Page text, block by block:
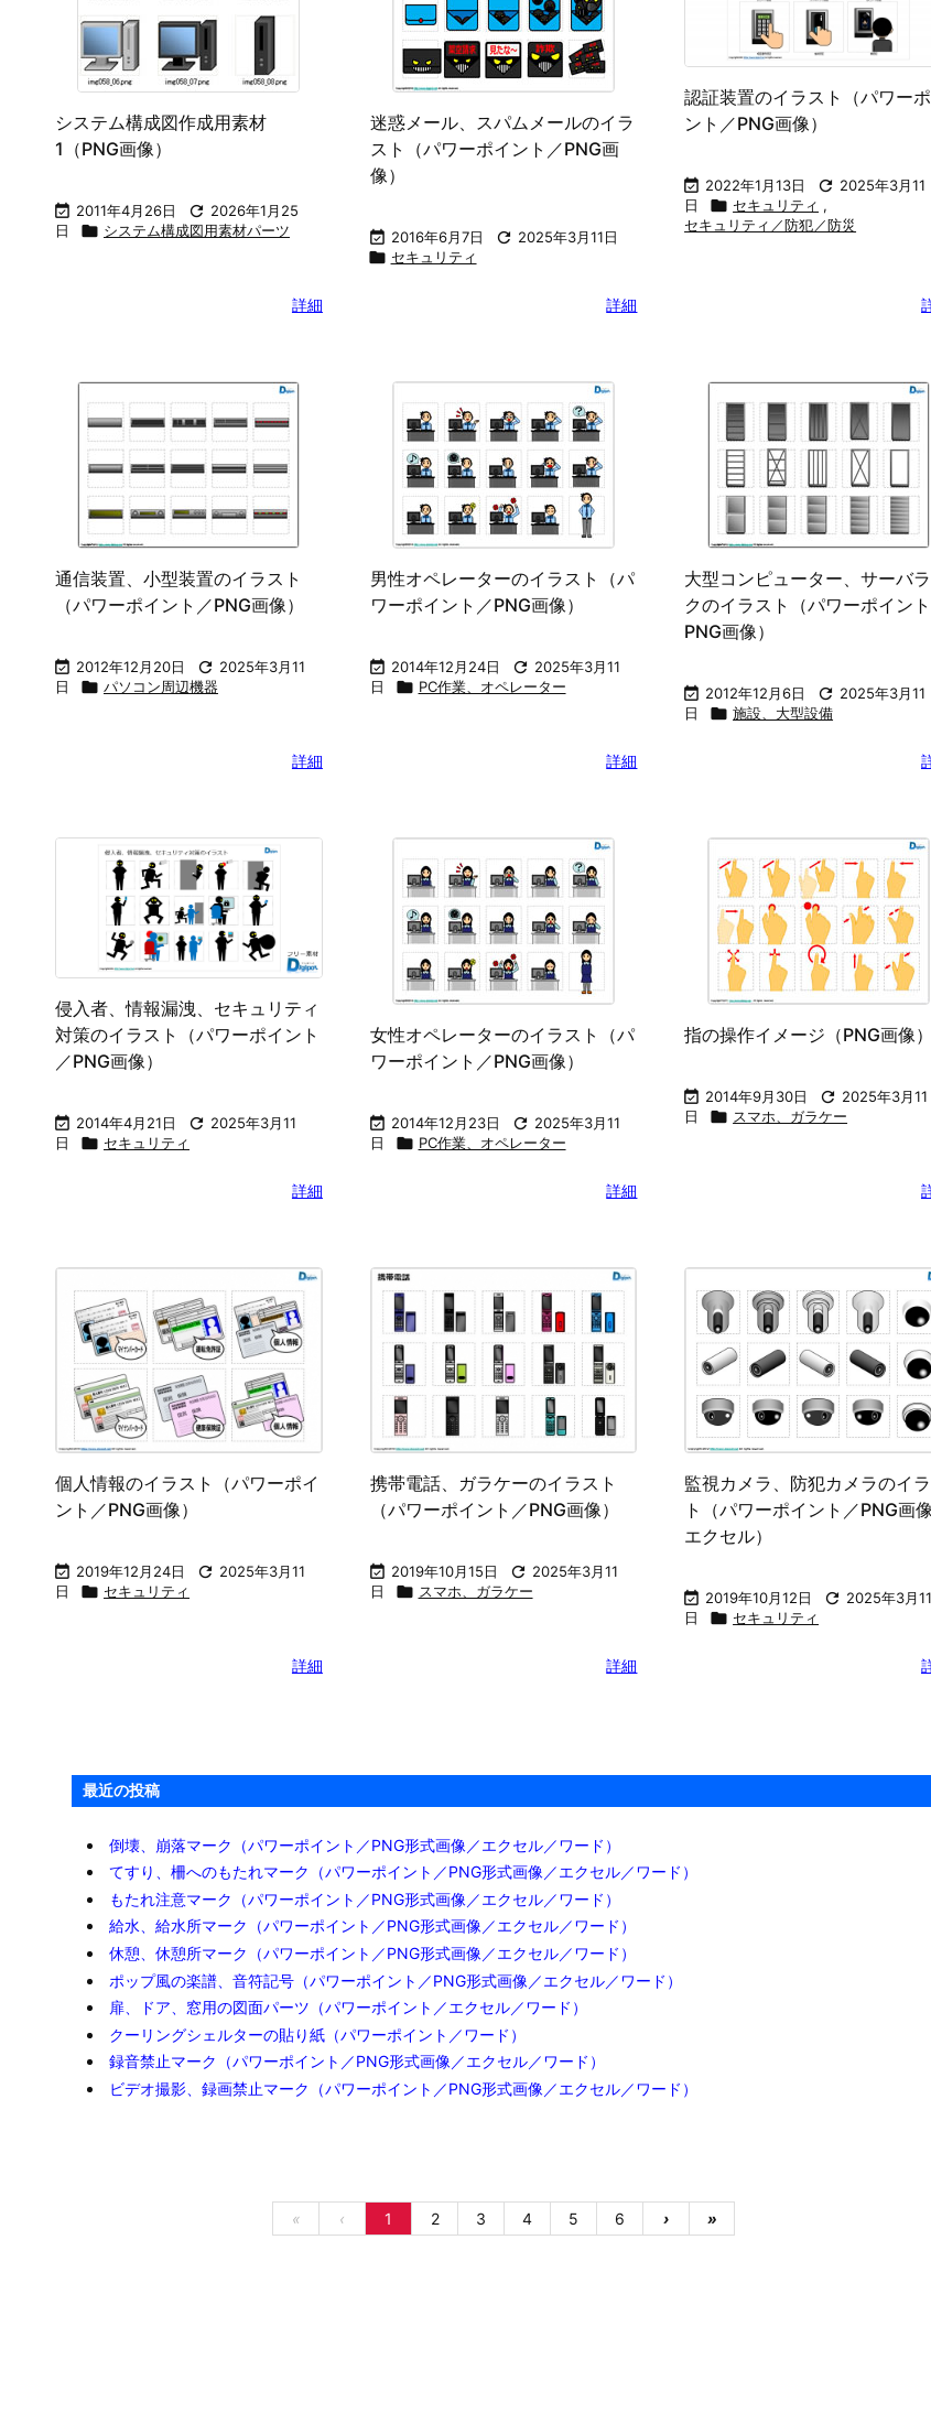
システム構成図作成用素材
1（PNG画像）
 2011年4月26日  2026年1月25
日
 システム構成図用素材パーツ
詳細
迷惑メール、スパムメールのイラ
スト（パワーポイント／PNG画
像）
 2016年6月7日  2025年3月11日
 セキュリティ
詳細
認証装置のイラスト（パワー
ント／PNG画像）
 2022年1月13日  2025年3月11
日
 セキュリティ ,
セキュリティ／防犯／防災
通信装置、小型装置のイラスト
（パワーポイント／PNG画像）
 2012年12月20日  2025年3月11
日
 パソコン周辺機器
詳細
男性オペレーターのイラスト（パ
ワーポイント／PNG画像）
 2014年12月24日  2025年3月11
日
 PC作業、オペレーター
詳細
大型コンピューター、サーバ
クのイラスト（パワーポイン
PNG画像）
 2012年12月6日  2025年3月11
日
 施設、大型設備
侵入者、情報漏洩、セキュリティ
対策のイラスト（パワーポイント
／PNG画像）
 2014年4月21日  2025年3月11
日
 セキュリティ
詳細
女性オペレーターのイラスト（パ
ワーポイント／PNG画像）
 2014年12月23日  2025年3月11
日
 PC作業、オペレーター
詳細
指の操作イメージ（PNG画像）
 2014年9月30日  2025年3月11
日
 スマホ、ガラケー
個人情報のイラスト（パワーポイ
ント／PNG画像）
 2019年12月24日  2025年3月11
日
 セキュリティ
詳細
携帯電話、ガラケーのイラスト
（パワーポイント／PNG画像）
 2019年10月15日  2025年3月11
日
 スマホ、ガラケー
詳細
監視カメラ、防犯カメラのイ
ト（パワーポイント／PNG画
エクセル）
 2019年10月12日  2025年3月11
日
 セキュリティ
最近の投稿
倒壊、崩落マーク（パワーポイント／PNG形式画像／エクセル／ワード）
てすり、柵へのもたれマーク（パワーポイント／PNG形式画像／エクセル／ワード）
もたれ注意マーク（パワーポイント／PNG形式画像／エクセル／ワード）
給水、給水所マーク（パワーポイント／PNG形式画像／エクセル／ワード）
休憩、休憩所マーク（パワーポイント／PNG形式画像／エクセル／ワード）
ポップ風の楽譜、音符記号（パワーポイント／PNG形式画像／エクセル／ワード）
扉、ドア、窓用の図面パーツ（パワーポイント／エクセル／ワード）
クーリングシェルターの貼り紙（パワーポイント／ワード）
録音禁止マーク（パワーポイント／PNG形式画像／エクセル／ワード）
ビデオ撮影、録画禁止マーク（パワーポイント／PNG形式画像／エクセル／ワード）
« ‹ 1 2 3 4 5 6 › »